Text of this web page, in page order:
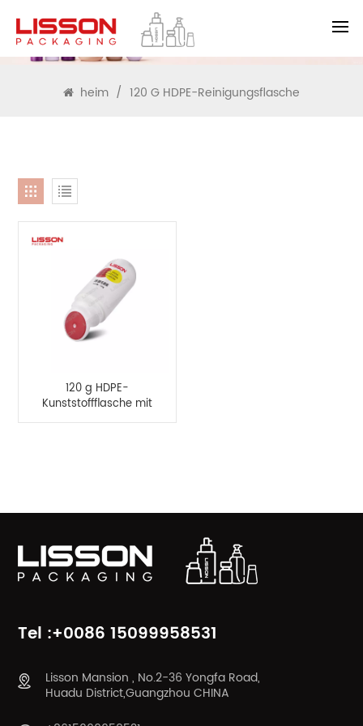
SUCHEN
heim / 120 G HDPE-Reinigungsflasche
120 g HDPE-
Kunststoffflasche mit
Silikon-
Tel :+0086 15099958531
Lisson Mansion , No.2-36 Yongfa Road,
Huadu District,Guangzhou CHINA